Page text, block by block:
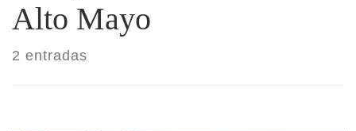
Alto Mayo
2 entradas